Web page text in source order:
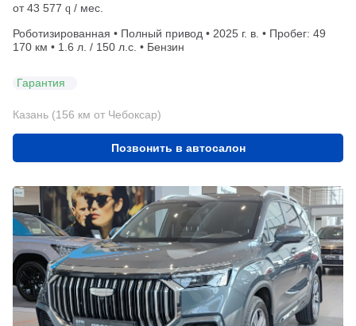
от43 577 q / мес.
Роботизированная • Полный привод • 2025 г. в. • Пробег: 49
170 км • 1.6 л. / 150 л.с. • Бензин
Гарантия
Казань (156 км от Чебоксар)
Позвонить в автосалон